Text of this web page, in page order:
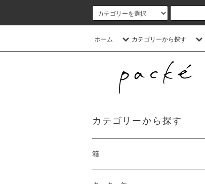
ホーム カテゴリーから探す
カテゴリーから探す
箱